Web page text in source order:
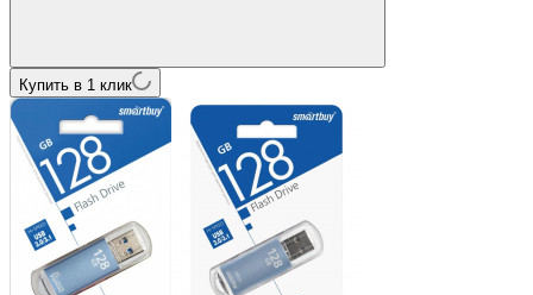
Купить в 1 клик